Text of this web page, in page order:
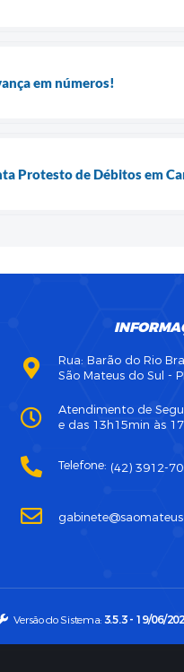
em números!
Protesto de Débitos em
Rua: Barão do Rio
São Mateus do Sul -
Atendimento de
e das 13h15min às
Telefone: (42) 3912-
Versão do Sistema:3.5.3 - 19/06/